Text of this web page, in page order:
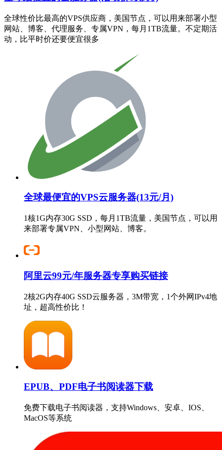
全球性价比最高的VPS供应商，美国节点，可以用来部署小型
网站、博客、代理服务、专属VPN，每月1TB流量。不定期活
动，比平时价还要便宜很多
全球最便宜的VPS云服务器(13元/月)
1核1G内存30G SSD，每月1TB流量，美国节点，可以用
来部署专属VPN、小型网站、博客。
阿里云99元/年服务器专享购买链接
2核2G内存40G SSD云服务器，3M带宽，1个外网IPv4地
址，超高性价比！
EPUB、PDF电子书阅读器下载
免费下载电子书阅读器，支持Windows、安卓、IOS、
MacOS等系统